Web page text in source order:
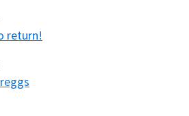
return!